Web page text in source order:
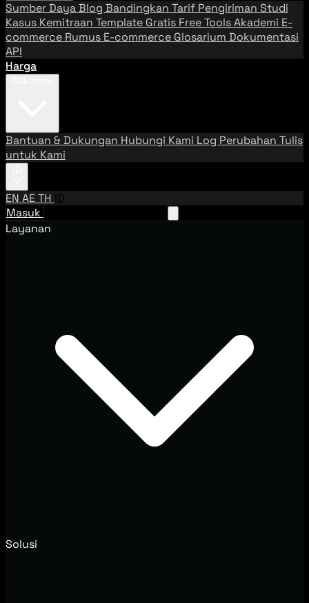
Sumber DayaBlog Bandingkan Tarif Pengiriman Studi
Kasus Kemitraan Template Gratis Free ToolsAkademi E-
commerce Rumus E-commerce Glosarium Dokumentasi
API
Harga
Bantuan & Dukungan Hubungi Kami Log Perubahan Tulis
untuk Kami
EN AETH ID
Masuk
Layanan
Solusi